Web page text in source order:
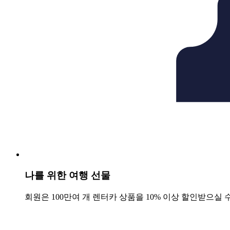
나를 위한 여행 선물
회원은 100만여 개 렌터카 상품을 10% 이상 할인받으실